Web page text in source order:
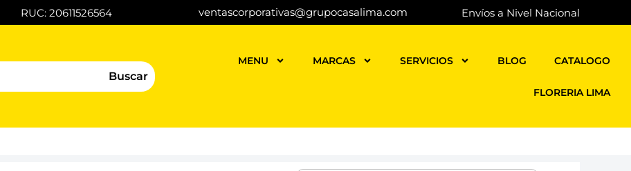
RUC: 20611526564 ventascorporativas@grupocasalima.com Envíos a Nivel Nacional
Buscar
MENU MARCAS SERVICIOS BLOG CATALOGO
FLORERIA LIMA